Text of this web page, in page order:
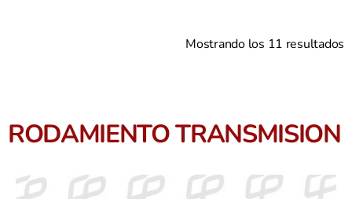
Mostrando los 11 resultados
RODAMIENTO TRANSMISION